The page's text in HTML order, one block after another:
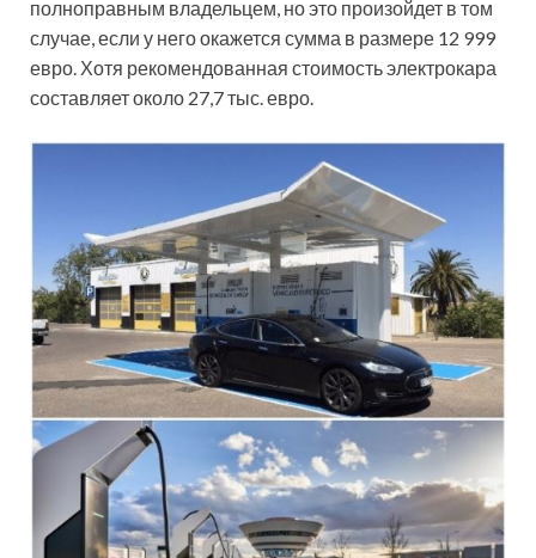
полноправным владельцем, но это произойдет в том
случае, если у него окажется сумма в размере 12 999
евро. Хотя рекомендованная стоимость электрокара
составляет около 27,7 тыс. евро.